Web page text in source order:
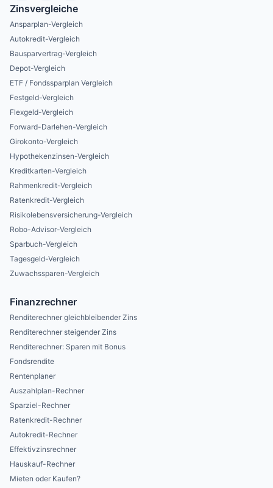
Zinsvergleiche
Ansparplan-Vergleich
Autokredit-Vergleich
Bausparvertrag-Vergleich
Depot-Vergleich
ETF / Fondssparplan Vergleich
Festgeld-Vergleich
Flexgeld-Vergleich
Forward-Darlehen-Vergleich
Girokonto-Vergleich
Hypothekenzinsen-Vergleich
Kreditkarten-Vergleich
Rahmenkredit-Vergleich
Ratenkredit-Vergleich
Risikolebensversicherung-Vergleich
Robo-Advisor-Vergleich
Sparbuch-Vergleich
Tagesgeld-Vergleich
Zuwachssparen-Vergleich
Finanzrechner
Renditerechner gleichbleibender Zins
Renditerechner steigender Zins
Renditerechner: Sparen mit Bonus
Fondsrendite
Rentenplaner
Auszahlplan-Rechner
Sparziel-Rechner
Ratenkredit-Rechner
Autokredit-Rechner
Effektivzinsrechner
Hauskauf-Rechner
Mieten oder Kaufen?